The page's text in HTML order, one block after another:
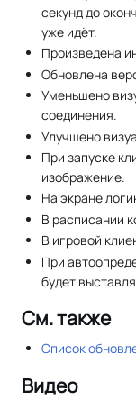
секунд до
уже идёт.
Произведена
Обновлена
Уменьшено
соединения.
Улучшено
При запуске
изображение.
На экране
В расписании
В игровой
При
будет
См. также
Список
Видео